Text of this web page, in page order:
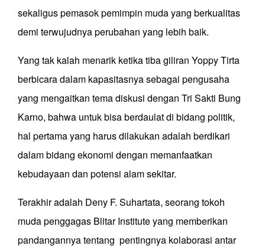
sekaligus pemasok pemimpin muda yang berkualitas
demi terwujudnya perubahan yang lebih baik.
Yang tak kalah menarik ketika tiba giliran Yoppy Tirta
berbicara dalam kapasitasnya sebagai pengusaha
yang mengaitkan tema diskusi dengan Tri Sakti Bung
Karno, bahwa untuk bisa berdaulat di bidang politik,
hal pertama yang harus dilakukan adalah berdikari
dalam bidang ekonomi dengan memanfaatkan
kebudayaan dan potensi alam sekitar.
Terakhir adalah Deny F. Suhartata, seorang tokoh
muda penggagas Blitar Institute yang memberikan
pandangannya tentang pentingnya kolaborasi antar